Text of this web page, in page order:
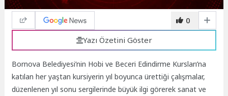
0
Yazı Özetini Göster
Bornova Belediyesi’nin Hobi ve Beceri Edindirme Kursları’na
katılan her yaştan kursiyerin yıl boyunca ürettiği çalışmalar,
düzenlenen yıl sonu sergilerinde büyük ilgi görerek sanat ve